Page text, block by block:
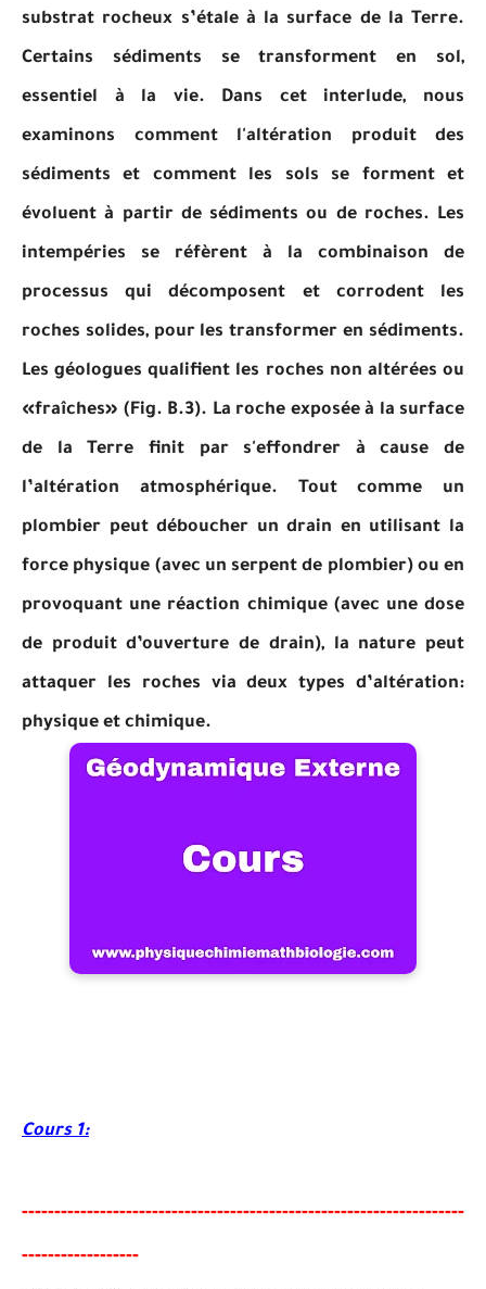
substrat rocheux s’étale à la surface de la Terre.
Certains sédiments se transforment en sol,
essentiel à la vie. Dans cet interlude, nous
examinons comment l'altération produit des
sédiments et comment les sols se forment et
évoluent à partir de sédiments ou de roches. Les
intempéries se réfèrent à la combinaison de
processus qui décomposent et corrodent les
roches solides, pour les transformer en sédiments.
Les géologues qualifient les roches non altérées ou
«fraîches» (Fig. B.3). La roche exposée à la surface
de la Terre finit par s'effondrer à cause de
l’altération atmosphérique. Tout comme un
plombier peut déboucher un drain en utilisant la
force physique (avec un serpent de plombier) ou en
provoquant une réaction chimique (avec une dose
de produit d’ouverture de drain), la nature peut
attaquer les roches via deux types d’altération:
physique et chimique.
Cours 1:
--------------------------------------------------------------------
------------------